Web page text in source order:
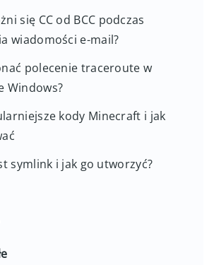
się CC od BCC podczas
wiadomości e-mail?
polecenie traceroute w
Windows?
kody Minecraft i jak
symlink i jak go utworzyć?